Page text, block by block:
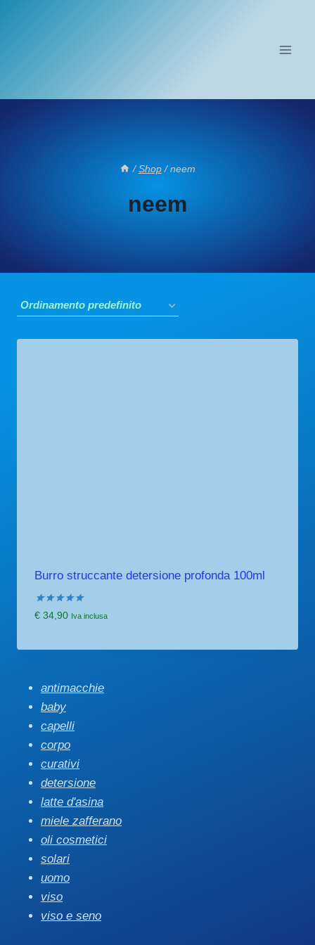
/ Shop / neem
neem
Burro struccante detersione profonda 100ml
Valutato
5.00
€34,90 Iva inclusa
antimacchie
baby
capelli
corpo
curativi
detersione
latte d'asina
miele zafferano
oli cosmetici
solari
uomo
viso
viso e seno